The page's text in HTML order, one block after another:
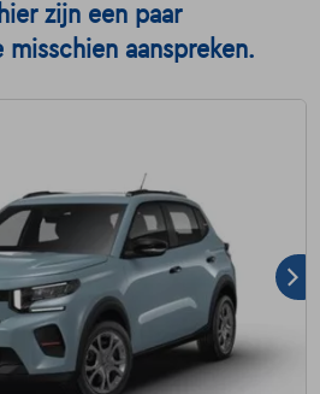
zijn een paar
aanspreken.